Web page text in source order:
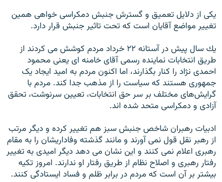
يكى از دلايل تعميق و گسترش جنبش دمكراسى خواهى همين
تغيير مواضع آقايان است كه تحت تاثير جنبش قرار دارد.
يك سال پيش در آستانه ۲۲ خرداد مردم كوشش مى كردند از
طريق انتخابات نماينده رسمى آقاى خامنه اى يعنى محمود
احمدى نژاد را كنار بگذارند، اما اكنون مردم به امید ايجاد یک
جمهورى هستند كه سياست را از مذهب جدا كند. مردم با
گرايش‌هاى مختلف بر سر حق انتخابات، تعيين سرنوشت، تحقق
آزادى و دمكراسى متحد شده اند.
ادبيات رهبران شاخص جنبش سبز هم تغيير كرده و ديگر مرتب
از رهبر نقل قول نمى آورند و مانند گذشته وفاداريشان را به مقام
رهبرى اعلام نمى كنند و اين نشان مى دهد ديگر اميدى به تغيير
رفتار رهبرى و اصلاح نظام از طريق رفتار او ندارند. امروز تكيه
بيشتر بر آن است كه مردم در برابر ظلم و فساد ايستادگى كنند.